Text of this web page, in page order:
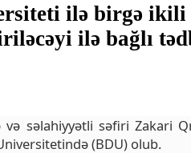
ilə birgə ikili
ilə bağlı
və səlahiyyətli səfiri Zakari
(BDU) olub.